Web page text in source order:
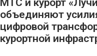
МТС и курорт
объединяют
цифровой
курортной